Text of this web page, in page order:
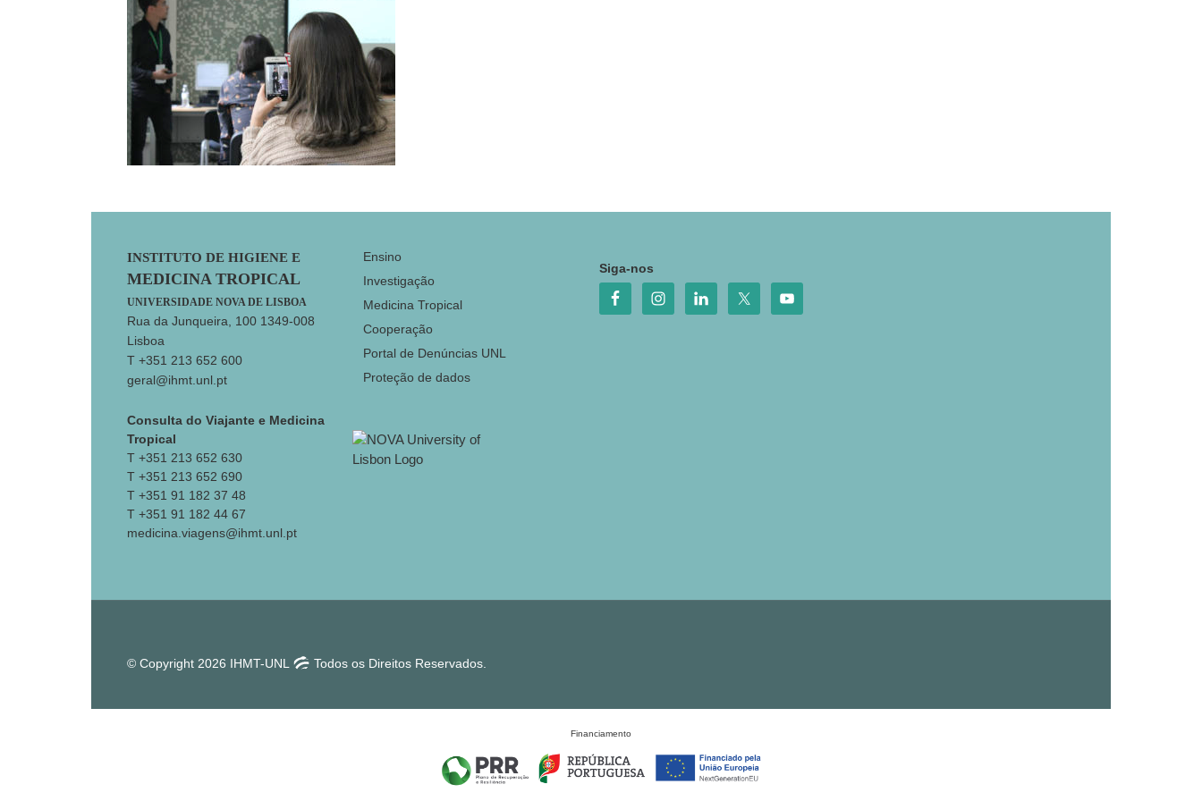
Footer
INSTITUTO DE HIGIENE E
MEDICINA TROPICAL
UNIVERSIDADE NOVA DE LISBOA
Rua da Junqueira, 100 1349-008
Lisboa
T +351 213 652 600
geral@ihmt.unl.pt
Consulta do Viajante e Medicina
Tropical
T +351 213 652 630
T +351 213 652 690
T +351 91 182 37 48
T +351 91 182 44 67
medicina.viagens@ihmt.unl.pt
Ensino
Investigação
Medicina Tropical
Cooperação
Portal de Denúncias UNL
Proteção de dados
Siga-nos
© Copyright 2026 IHMT-UNL Todos os Direitos Reservados.
Financiamento